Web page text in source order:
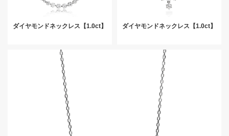
ダイヤモンドネックレス【1.0ct】 ダイヤモンドネックレス【1.0ct】